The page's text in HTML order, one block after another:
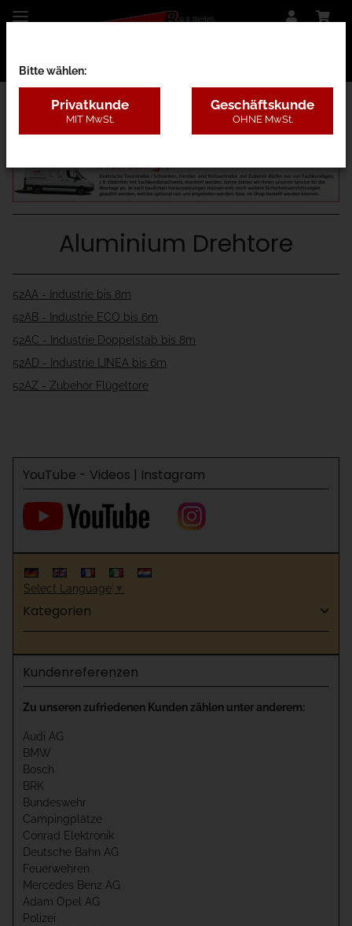
52 - Industrie Flügeltore bis 8m
Aluminium Drehtore
52AA - Industrie bis 8m
52AB - Industrie ECO bis 6m
52AC - Industrie Doppelstab bis 8m
52AD - Industrie LINEA bis 6m
52AZ - Zubehör Flügeltore
YouTube - Videos | Instagram
Select Language ▼
Kategorien
Kundenreferenzen
Zu unseren zufriedenen Kunden zählen unter anderem:
Audi AG
BMW
Bosch
BRK
Bundeswehr
Campingplätze
Conrad Elektronik
Deutsche Bahn AG
Feuerwehren
Mercedes Benz AG
Adam Opel AG
Polizei
Bitte wählen:
Privatkunde
MIT MwSt.
Geschäftskunde
OHNE MwSt.